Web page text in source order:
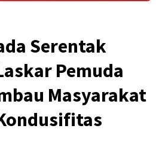
Serentak
Pemuda
Masyarakat